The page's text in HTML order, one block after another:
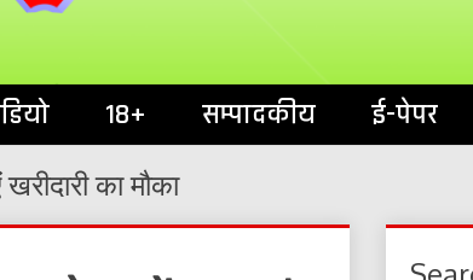
18+ सम्पादकीय ई-पेपर
का मौका